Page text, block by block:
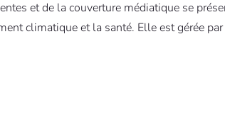
et de la couverture médiatique se
climatique et la santé. Elle est gérée